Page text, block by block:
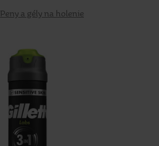
Peny a gély na holenie